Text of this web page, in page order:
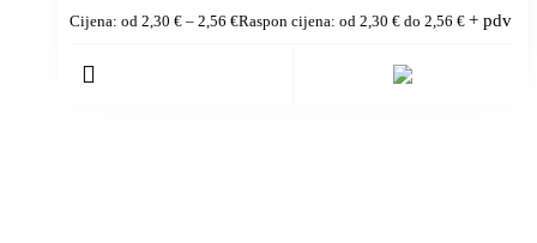
Cijena: od 2,30 € – 2,56 €Raspon cijena: od 2,30 € do 2,56 € + pdv